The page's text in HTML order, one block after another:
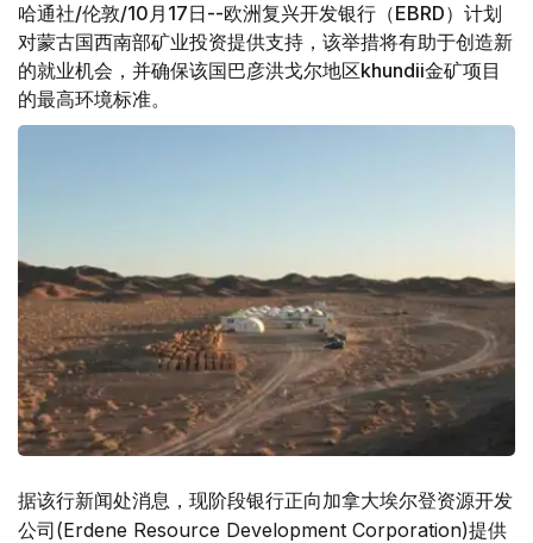
哈通社/伦敦/10月17日--欧洲复兴开发银行（EBRD）计划
对蒙古国西南部矿业投资提供支持，该举措将有助于创造新
的就业机会，并确保该国巴彦洪戈尔地区khundii金矿项目
的最高环境标准。
据该行新闻处消息，现阶段银行正向加拿大埃尔登资源开发
公司(Erdene Resource Development Corporation)提供